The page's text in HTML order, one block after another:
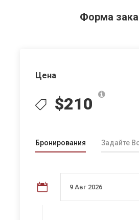
Цена
$210
Бронирования Задайте
Форма